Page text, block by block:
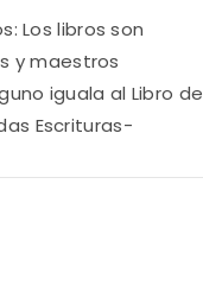
Los libros son
y maestros
iguala al Libro de
Escrituras-